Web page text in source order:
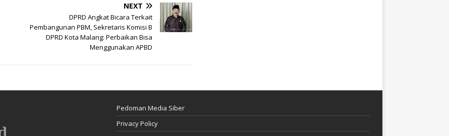
NEXT
DPRD Angkat Bicara Terkait
Pembangunan PBM, Sekretaris Komisi B
DPRD Kota Malang: Perbaikan Bisa
Menggunakan APBD
Pedoman Media Siber
Privacy Policy